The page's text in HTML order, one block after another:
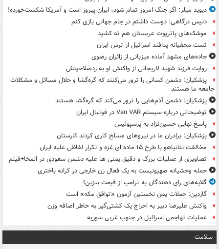
دیوید میلر: اگر جنگ امروز تمام شود، ایران پیروز است و آمریکا شکست‌خورده!
دنیس درگاهی: دوست داشتم در جام جهانی بازی کنم
موشک‌های پاتریوت عربستان هم ته‌ کشید
تست مخفیانه پدافند اسرائیل از ترس ایران
جاده‌های مشهد آماده میزبانی از زائران رضوی
روایت فرزند شهید لاریجانی از واکنش او به ردصلاحیتش
پزشکیان: دشمن کسانی را ترور می‌کنند که گره‌گشا و حلال مسائل و مشکلات
جامعه ما هستند
پزشکیان: دشمن آدم‌هایی را ترور می‌کند که گره‌گشا هستند
توضیحاتی درباره سیستم Van VAR در فوتبال ایران
پاسخ نهایی حسین‌نژاد به پرسپولیس
پزشکیان: برادران ما در نیروهای مسلح کاری کردند کارستان
مخالفت نتانیاهو با طرح ۱۵ ماده ای غزه و تکرار لفاظی علیه ایران
تصاویری از عملیات بزرگ و دقیق یمنی ها علیه دشمن سعودی در المخا+فیلم
حمله وحشیانه صهیونیست به یک فعال زن خارجی در کرانه باختری
گلایه‌های رای دهندگان به ترامپ از قیمت بنزین!
گاردین: حملات یمن نخستین آزمون «توافق مکه» است
واکنش علیرضا دبیر به اخراج یک کشتی‌گیر به خاطر اضافه وزن
عملیات تهاجمی اسرائیل در جنوب غربی سوریه
سلامت